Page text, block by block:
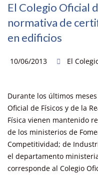
El Colegio Oficial
normativa de
en edificios
10/06/2013 El
Durante los últimos
Oficial de Físicos y de la
Física vienen mantenido
de los ministerios de
Competitividad; de
el departamento
corresponde al Colegio